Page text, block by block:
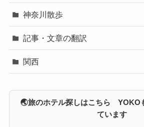
神奈川散歩
記事・文章の翻訳
関西
🌏旅のホテル探しはこちら YOKO
ています